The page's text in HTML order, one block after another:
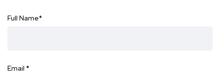
Full Name*
Email *